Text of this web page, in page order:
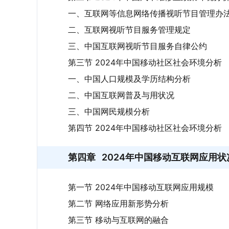
一、互联网等信息网络传播视听节目管理办
二、互联网视听节目服务管理规定
三、中国互联网视听节目服务自律公约
第三节 2024年中国移动社区社会环境分析
一、中国人口规模及学历结构分析
二、中国互联网普及与用状况
三、中国网民规模分析
第四节 2024年中国移动社区社会环境分析
第四章 2024年中国移动互联网应用状
第一节 2024年中国移动互联网应用规模
第二节 网络应用新形势分析
第三节 移动与互联网的融合